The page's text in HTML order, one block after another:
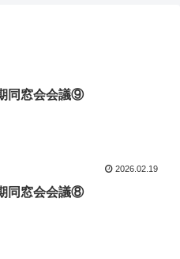
同窓会会議⑨
2026.02.19
同窓会会議⑧